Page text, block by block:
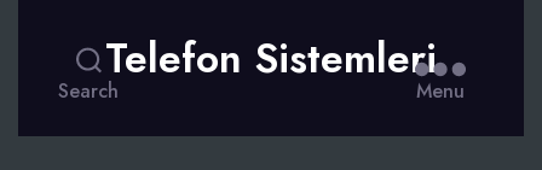
Search
Telefon Sistemleri
Menu